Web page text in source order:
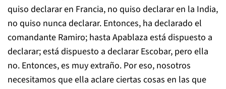
quiso declarar en Francia, no quiso declarar en la India,
no quiso nunca declarar. Entonces, ha declarado el
comandante Ramiro; hasta Apablaza está dispuesto a
declarar; está dispuesto a declarar Escobar, pero ella
no. Entonces, es muy extraño. Por eso, nosotros
necesitamos que ella aclare ciertas cosas en las que